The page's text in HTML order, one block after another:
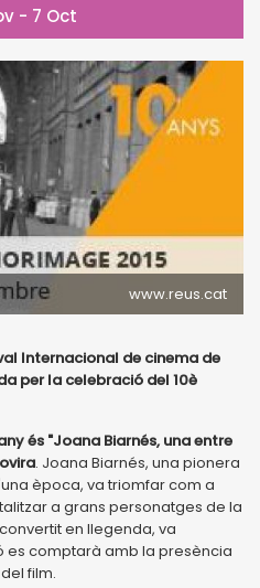
- 7 Oct
www.reus.cat
Internacional de cinema de
per la celebració del 10è
és "Joana Biarnés, una entre
. Joana Biarnés, una pionera
època, va triomfar com a
a grans personatges de la
en llegenda, va
es comptarà amb la presència
film.